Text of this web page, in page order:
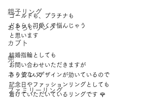
親子リング
おそろいリング
カブト
兜
ネックレス
ファミリーリング
ゴールドも、プラチナも
どちらも可愛くて悩んじゃう
と思います
結婚指輪としても
お問い合わせいただきますが
さり気ないデザインが効いているので
記念日やファッションリングとしても
着けていただいているリングです 🌹